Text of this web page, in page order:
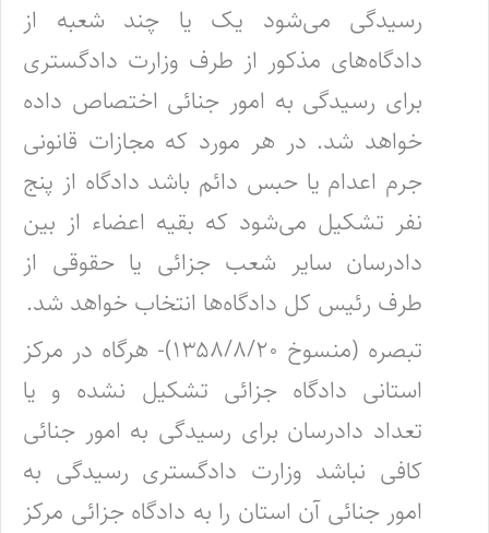
رسیدگی می‌شود یک یا چند شعبه از
دادگاه‌های مذکور از طرف وزارت دادگستری
برای رسیدگی به امور جنائی اختصاص داده
خواهد شد. در هر مورد که مجازات قانونی
جرم اعدام یا حبس دائم باشد دادگاه از پنج
نفر تشکیل می‌شود که بقیه اعضاء از بین
دادرسان سایر شعب جزائی یا حقوقی از
طرف رئیس کل دادگاه‌ها انتخاب خواهد شد.
تبصره (منسوخ ۱۳۵۸/۸/۲۰)- هرگاه در مرکز
استانی دادگاه جزائی تشکیل نشده و یا
تعداد دادرسان برای رسیدگی به امور جنائی
کافی نباشد وزارت دادگستری رسیدگی به
امور جنائی آن استان را به دادگاه جزائی مرکز